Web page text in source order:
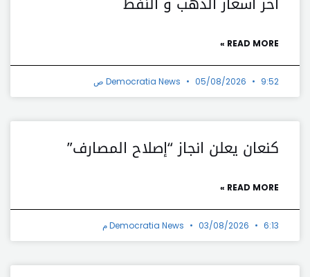
READ MORE »
Democratia News 05/08/2026 9:52 ص
كنعان يعلن انجاز “إصلاح المصارف”
READ MORE »
Democratia News 03/08/2026 6:13 م